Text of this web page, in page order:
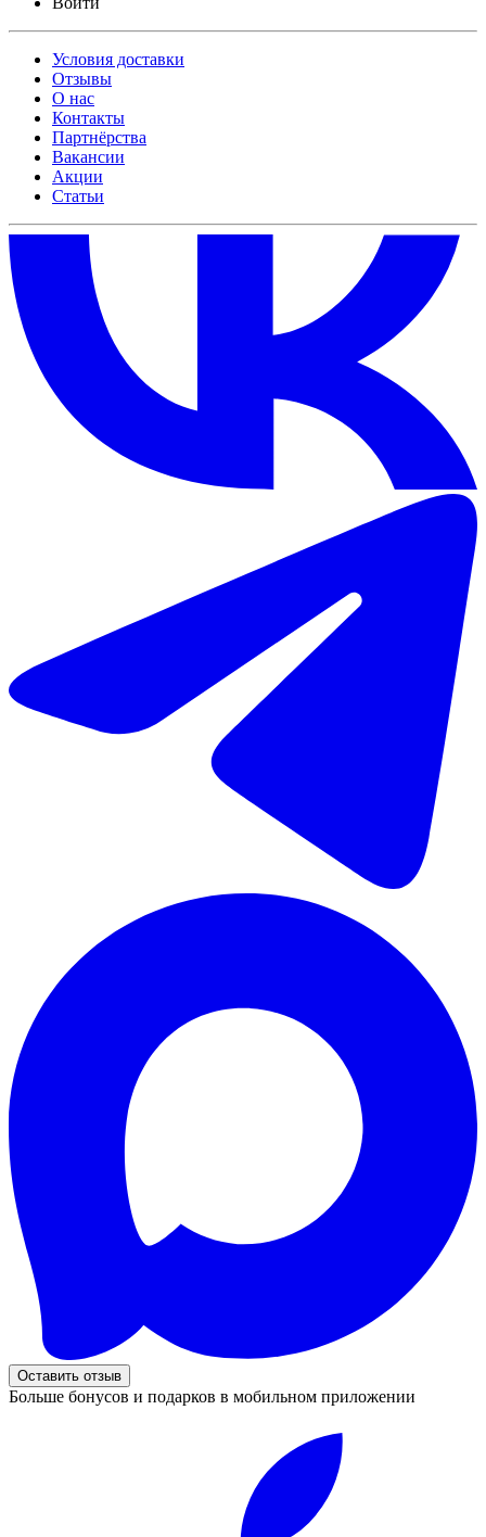
Условия доставки
Отзывы
О нас
Контакты
Партнёрства
Вакансии
Акции
Статьи
Оставить отзыв
Больше бонусов и подарков в мобильном приложении